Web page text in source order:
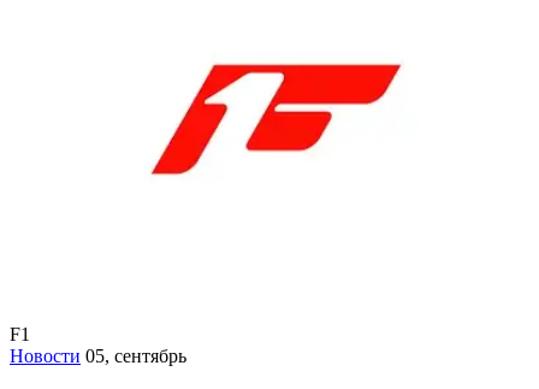
F1
Новости 05, сентябрь